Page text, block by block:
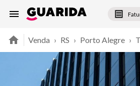
Venda › RS › Porto Alegre ›